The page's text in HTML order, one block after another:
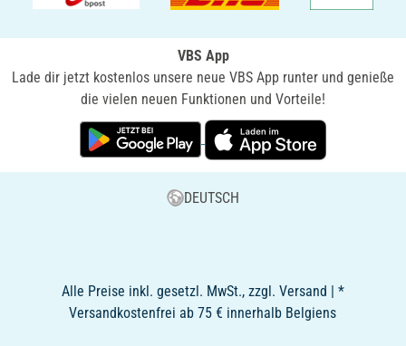
VBS App
Lade dir jetzt kostenlos unsere neue VBS App runter und genieße
die vielen neuen Funktionen und Vorteile!
DEUTSCH
Alle Preise inkl. gesetzl. MwSt., zzgl. Versand | *
Versandkostenfrei ab 75 € innerhalb Belgiens